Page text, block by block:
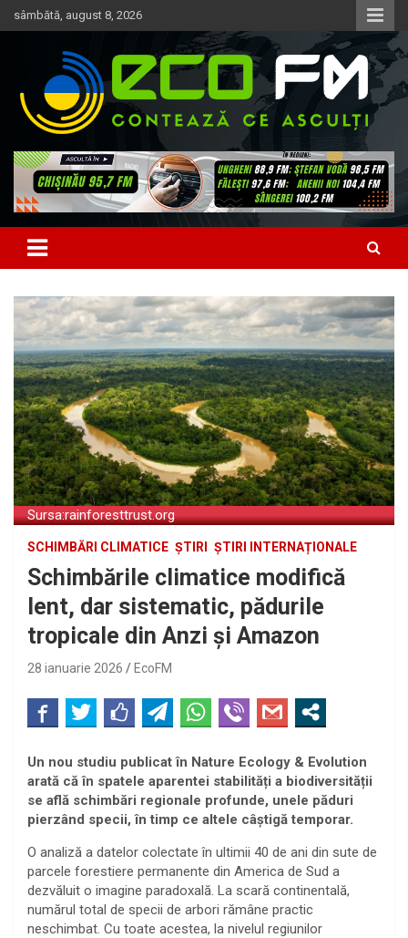
Skip
to
sâmbătă, august 8, 2026
EcoFM
Sursa:rainforesttrust.org
SCHIMBĂRI CLIMATICE ȘTIRI ȘTIRI INTERNAȚIONALE
Schimbările climatice modifică
lent, dar sistematic, pădurile
tropicale din Anzi și Amazon
28 ianuarie 2026 EcoFM
Un nou studiu publicat în Nature Ecology & Evolution
arată că în spatele aparentei stabilități a biodiversității
se află schimbări regionale profunde, unele păduri
pierzând specii, în timp ce altele câștigă temporar.
O analiză a datelor colectate în ultimii 40 de ani din sute de
parcele forestiere permanente din America de Sud a
dezvăluit o imagine paradoxală. La scară continentală,
numărul total de specii de arbori rămâne practic
neschimbat. Cu toate acestea, la nivelul regiunilor